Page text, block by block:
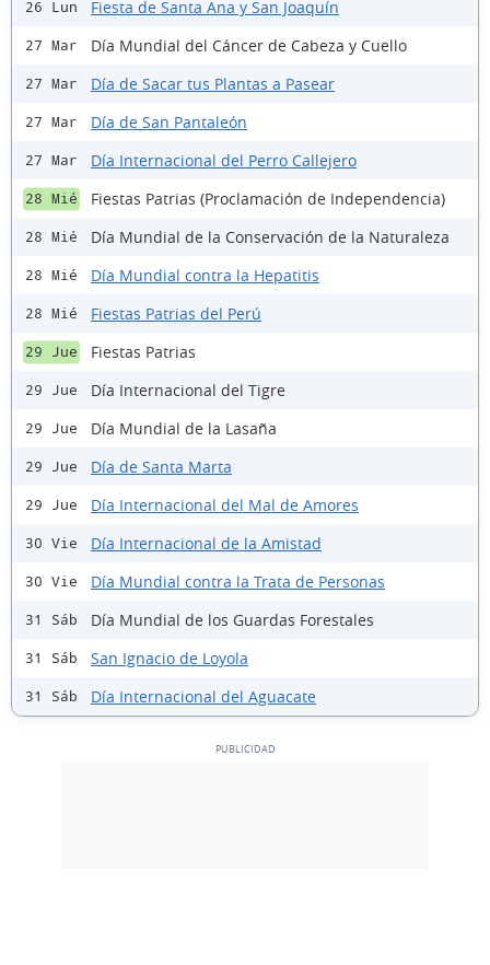
26 Lun Fiesta de Santa Ana y San Joaquín
27 Mar Día Mundial del Cáncer de Cabeza y Cuello
27 Mar Día de Sacar tus Plantas a Pasear
27 Mar Día de San Pantaleón
27 Mar Día Internacional del Perro Callejero
28 Mié Fiestas Patrias (Proclamación de Independencia)
28 Mié Día Mundial de la Conservación de la Naturaleza
28 Mié Día Mundial contra la Hepatitis
28 Mié Fiestas Patrias del Perú
29 Jue Fiestas Patrias
29 Jue Día Internacional del Tigre
29 Jue Día Mundial de la Lasaña
29 Jue Día de Santa Marta
29 Jue Día Internacional del Mal de Amores
30 Vie Día Internacional de la Amistad
30 Vie Día Mundial contra la Trata de Personas
31 Sáb Día Mundial de los Guardas Forestales
31 Sáb San Ignacio de Loyola
31 Sáb Día Internacional del Aguacate